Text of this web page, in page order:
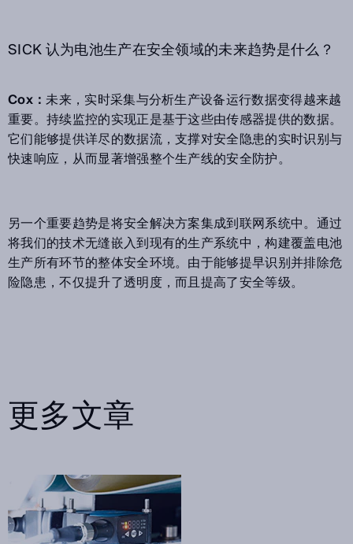
SICK 认为电池生产在安全领域的未来趋势是什么？
Cox：未来，实时采集与分析生产设备运行数据变得越来越
重要。持续监控的实现正是基于这些由传感器提供的数据。
它们能够提供详尽的数据流，支撑对安全隐患的实时识别与
快速响应，从而显著增强整个生产线的安全防护。
另一个重要趋势是将安全解决方案集成到联网系统中。通过
将我们的技术无缝嵌入到现有的生产系统中，构建覆盖电池
生产所有环节的整体安全环境。由于能够提早识别并排除危
险隐患，不仅提升了透明度，而且提高了安全等级。
更多文章